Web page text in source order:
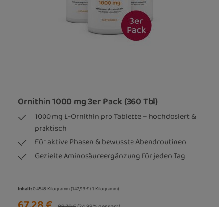
Ornithin 1000 mg 3er Pack (360 Tbl)
1000 mg L-Ornithin pro Tablette – hochdosiert &
praktisch
Für aktive Phasen & bewusste Abendroutinen
Gezielte Aminosäureergänzung für jeden Tag
Inhalt:0.4548 Kilogramm(147,93 € / 1 Kilogramm)
Regulärer Preis: